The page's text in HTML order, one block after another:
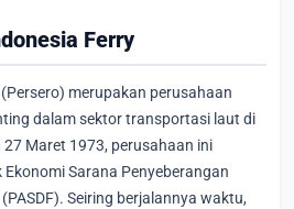
Ferry
merupakan perusahaan
dalam sektor transportasi laut di
Maret 1973, perusahaan ini
Sarana Penyeberangan
Seiring berjalannya waktu,